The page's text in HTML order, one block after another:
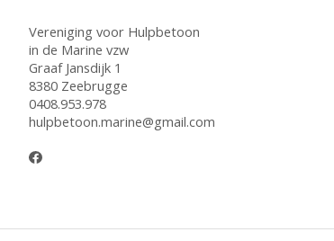
Vereniging voor Hulpbetoon
in de Marine vzw
Graaf Jansdijk 1
8380 Zeebrugge
0408.953.978
hulpbetoon.marine@gmail.com